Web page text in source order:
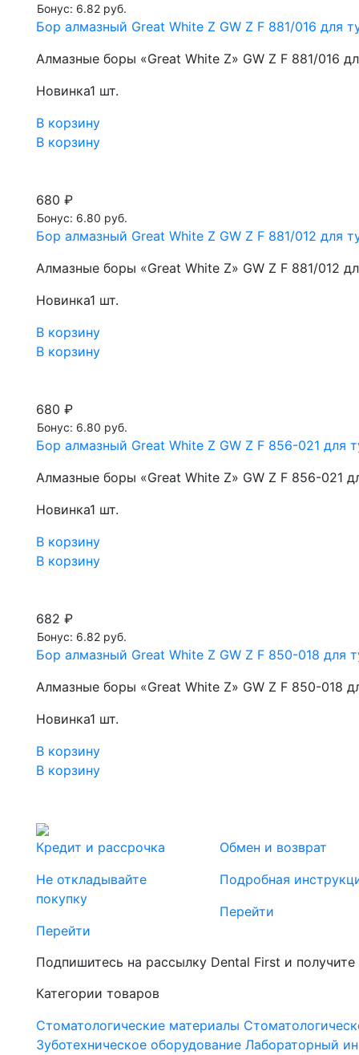
Бонус: 6.82 руб.
Бор алмазный Great White Z GW Z F 881/016 для
Алмазные боры «Great White Z» GW Z F 881/016
Новинка1 шт.
В корзину
В корзину
680 ₽
Бонус: 6.80 руб.
Бор алмазный Great White Z GW Z F 881/012 для
Алмазные боры «Great White Z» GW Z F 881/012
Новинка1 шт.
В корзину
В корзину
680 ₽
Бонус: 6.80 руб.
Бор алмазный Great White Z GW Z F 856-021 для
Алмазные боры «Great White Z» GW Z F 856-021
Новинка1 шт.
В корзину
В корзину
682 ₽
Бонус: 6.82 руб.
Бор алмазный Great White Z GW Z F 850-018 для
Алмазные боры «Great White Z» GW Z F 850-018
Новинка1 шт.
В корзину
В корзину
Кредит и рассрочка
Не откладывайте
покупку
Перейти
Обмен и возврат
Подробная
Перейти
Подпишитесь на рассылку Dental First и
Категории товаров
Стоматологические материалы
Зуботехническое оборудование Лабораторный